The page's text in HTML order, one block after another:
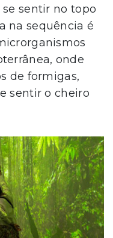
sentir no topo
na sequência é
onde
de formigas,
sentir o cheiro